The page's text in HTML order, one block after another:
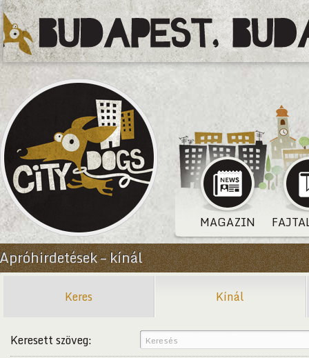
MAGAZIN
Apróhirdetések – kínál
Keres Kínál
Keresett szöveg: